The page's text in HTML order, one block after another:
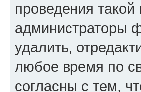
проведения
администраторы
удалить,
любое время по
согласны с тем,